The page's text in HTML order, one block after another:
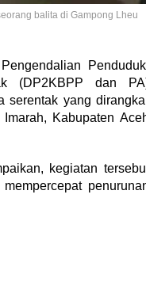
balita di Gampong Lheu
(DP2KBPP dan
serentak yang
Kabupaten
kegiatan